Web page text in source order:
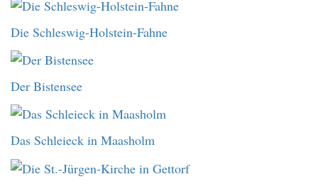
Die Schleswig-Holstein-Fahne
Der Bistensee
Das Schleieck in Maasholm